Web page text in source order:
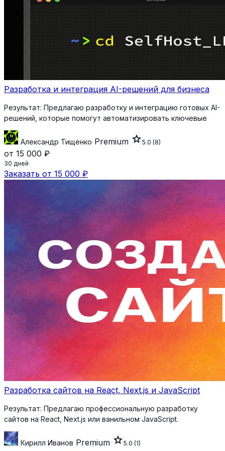
Разработка и интеграция AI-решений для бизнеса
Результат: Предлагаю разработку и интеграцию готовых AI-
решений, которые помогут автоматизировать ключевые
Александр Тищенко Premium star5.0 (8)
от 15 000 ₽
30 дней
Заказать от 15 000 ₽
Разработка сайтов на React, Next.js и JavaScript
Результат: Предлагаю профессиональную разработку
сайтов на React, Next.js или ванильном JavaScript.
Кирилл Иванов Premium star5.0 (1)